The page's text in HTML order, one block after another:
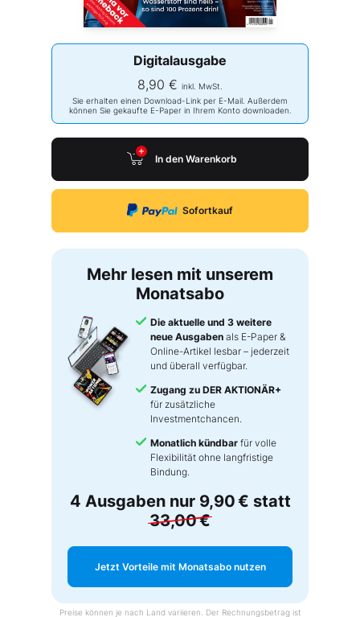
Digitalausgabe
8,90 € inkl. MwSt.
Sie erhalten einen Download-Link per E-Mail. Außerdem
können Sie gekaufte E-Paper in Ihrem Konto downloaden.
In den Warenkorb
Sofortkauf
Mehr lesen mit unserem
Monatsabo
Die aktuelle und 3 weitere
neue Ausgaben als E-Paper &
Online-Artikel lesbar – jederzeit
und überall verfügbar.
Zugang zu DER AKTIONÄR+
für zusätzliche
Investmentchancen.
Monatlich kündbar für volle
Flexibilität ohne langfristige
Bindung.
4 Ausgaben nur 9,90 € statt
33,00 €
Jetzt Vorteile mit Monatsabo nutzen
Preise können je nach Land variieren. Der Rechnungsbetrag ist